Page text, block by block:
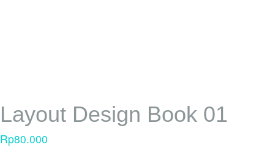
Layout Design Book 01
Rp80.000